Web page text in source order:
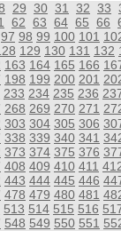
29 30 31 32 33
62 63 64 65 66
97 98 99 100 101
129 130 131 132
163 164 165 166
198 199 200 201
233 234 235 236
268 269 270 271
303 304 305 306
338 339 340 341
373 374 375 376
408 409 410 411
443 444 445 446
478 479 480 481
513 514 515 516
548 549 550 551